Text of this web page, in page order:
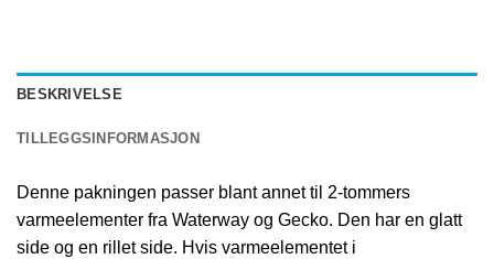
BESKRIVELSE
TILLEGGSINFORMASJON
Denne pakningen passer blant annet til 2-tommers
varmeelementer fra Waterway og Gecko. Den har en glatt
side og en rillet side. Hvis varmeelementet i